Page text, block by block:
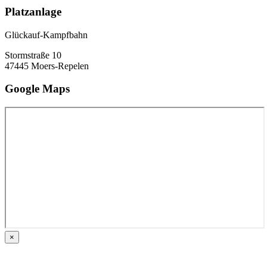
Platzanlage
Glückauf-Kampfbahn
Stormstraße 10
47445 Moers-Repelen
Google Maps
×